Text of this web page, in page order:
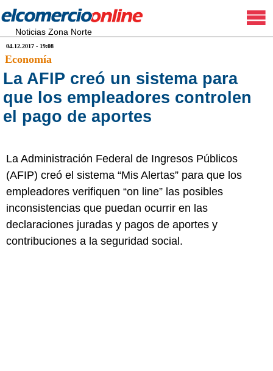
Noticias Zona Norte
04.12.2017 - 19:08
Economía
La AFIP creó un sistema para
que los empleadores controlen
el pago de aportes
La Administración Federal de Ingresos Públicos
(AFIP) creó el sistema “Mis Alertas” para que los
empleadores verifiquen “on line” las posibles
inconsistencias que puedan ocurrir en las
declaraciones juradas y pagos de aportes y
contribuciones a la seguridad social.